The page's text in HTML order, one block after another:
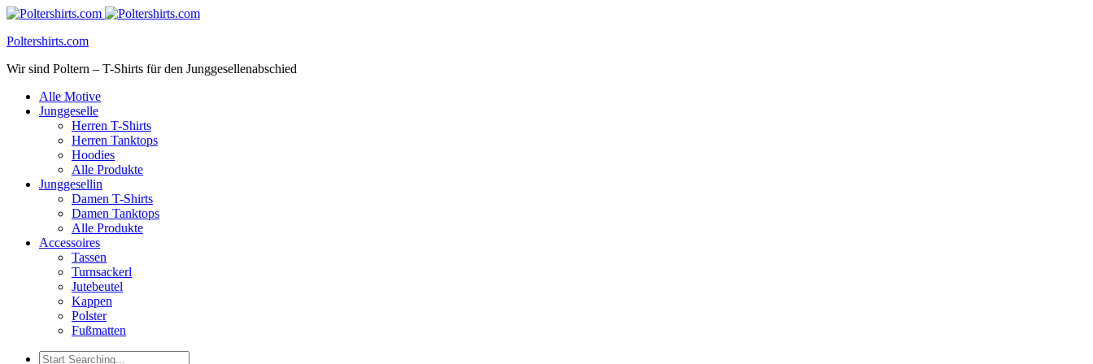
Poltershirts.com
Wir sind Poltern – T-Shirts für den Junggesellenabschied
Alle Motive
Junggeselle
Herren T-Shirts
Herren Tanktops
Hoodies
Alle Produkte
Junggesellin
Damen T-Shirts
Damen Tanktops
Alle Produkte
Accessoires
Tassen
Turnsackerl
Jutebeutel
Kappen
Polster
Fußmatten